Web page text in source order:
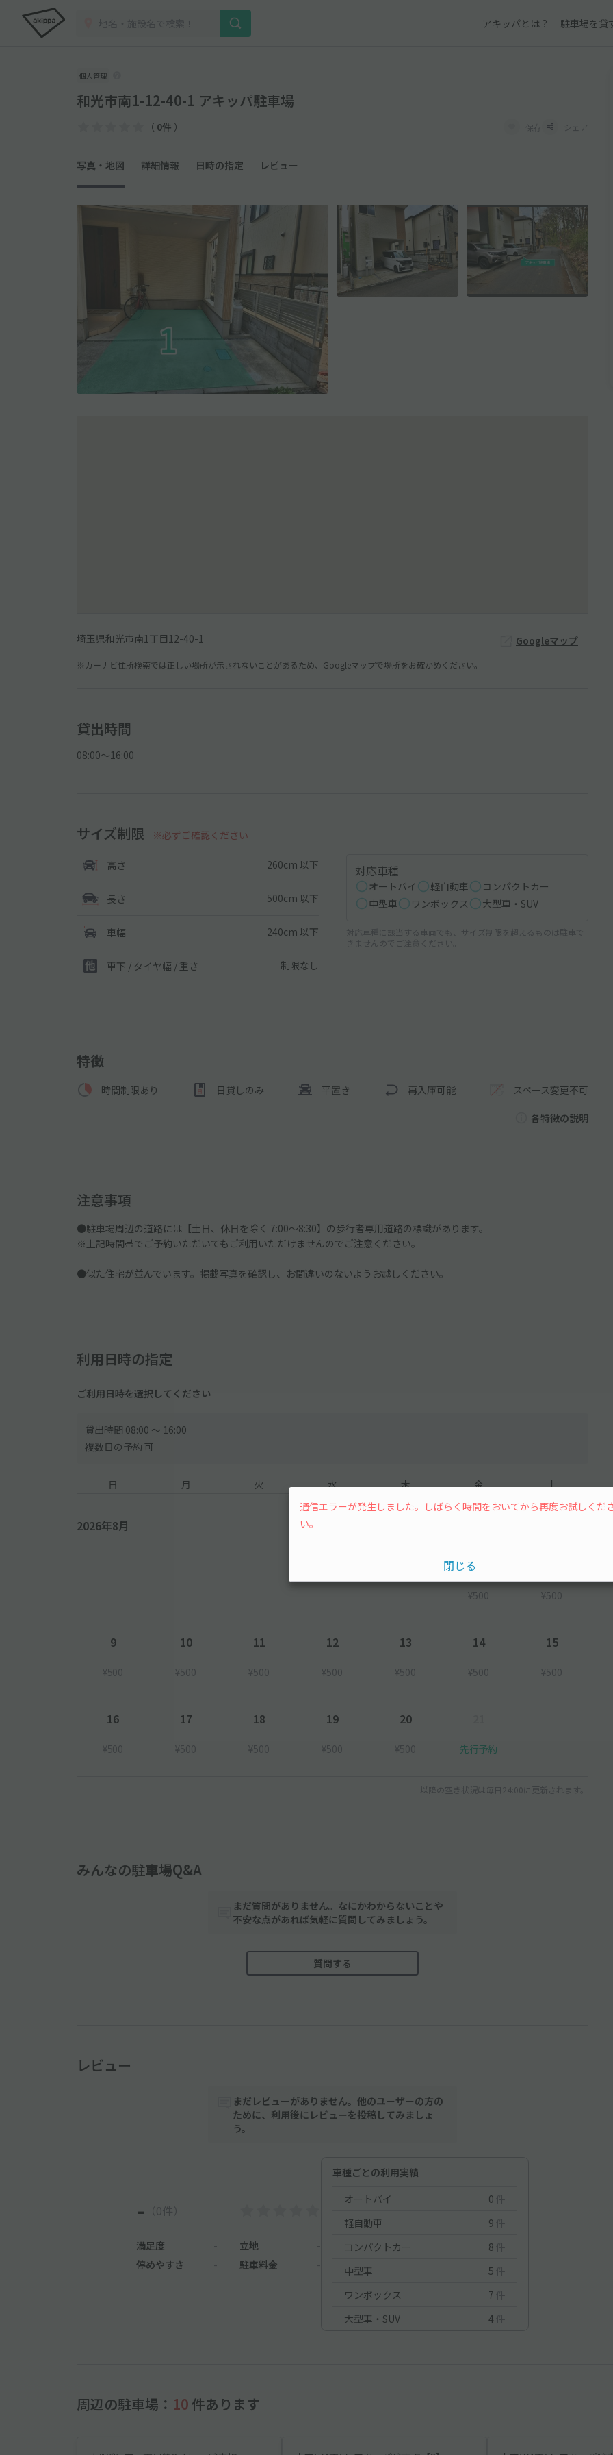
アキッパとは？ 駐車場を貸
個人管理
和光市南1-12-40-1 アキッパ駐車場
（ 0件 ） 保存 シェア
写真・地図 詳細情報 日時の指定 レビュー
埼玉県和光市南1丁目12-40-1 Googleマップ
※カーナビ住所検索では正しい場所が示されないことがあるため、Googleマップで場所をお確かめください。
貸出時間
08:00〜16:00
サイズ制限 ※必ずご確認ください
高さ 260cm 以下
長さ 500cm 以下
車幅 240cm 以下
車下 / タイヤ幅 / 重さ 制限なし
対応車種
オートバイ 軽自動車
コンパクトカー
中型車
ワンボックス 大型車・SUV
対応車種に該当する車両でも、サイズ制限を超えるものは駐車で
きませんのでご注意ください。
特徴
時間制限あり 日貸しのみ 平置き 再入庫可能 スペース変更不可
各特徴の説明
注意事項
●駐車場周辺の道路には【土日、休日を除く 7:00～8:30】の歩行者専用道路の標識があります。
※上記時間帯でご予約いただいてもご利用いただけませんのでご注意ください。
●似た住宅が並んでいます。掲載写真を確認し、お間違いのないようお越しください。
利用日時の指定
ご利用日時を選択してください
貸出時間 08:00 〜 16:00
複数日の予約 可
日 月 火 水 木 金 土
2026年8月
¥500 ¥500
9
¥500
10
¥500
11
¥500
12
¥500
13
¥500
14
¥500
15
¥500
16
¥500
17
¥500
18
¥500
19
¥500
20
¥500 先行予約
以降の空き状況は毎日24:00に更新されます。
みんなの駐車場Q&A
まだ質問がありません。なにかわからないことや
不安な点があれば気軽に質問してみましょう。
質問する
レビュー
まだレビューがありません。他のユーザーの方の
ために、利用後にレビューを投稿してみましょ
う。
- （0件）
満足度 立地
停めやすさ
駐車料金
車種ごとの利用実績
オートバイ
0 件
軽自動車
9 件
コンパクトカー
8 件
中型車
5 件
ワンボックス
7 件
大型車・SUV
4 件
周辺の駐車場： 10 件あります
通信エラーが発生しました。しばらく時間をおいてから再度お試しくだ
い。
閉じる